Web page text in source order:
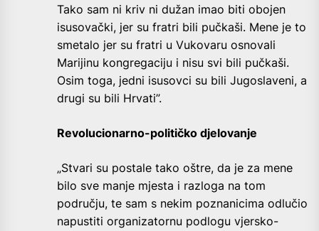
Tako sam ni kriv ni dužan imao biti obojen
isusovački, jer su fratri bili pučkaši. Mene je to
smetalo jer su fratri u Vukovaru osnovali
Marijinu kongregaciju i nisu svi bili pučkaši.
Osim toga, jedni isusovci su bili Jugoslaveni, a
drugi su bili Hrvati”.
Revolucionarno-političko djelovanje
„Stvari su postale tako oštre, da je za mene
bilo sve manje mjesta i razloga na tom
području, te sam s nekim poznanicima odlučio
napustiti organizatornu podlogu vjersko-